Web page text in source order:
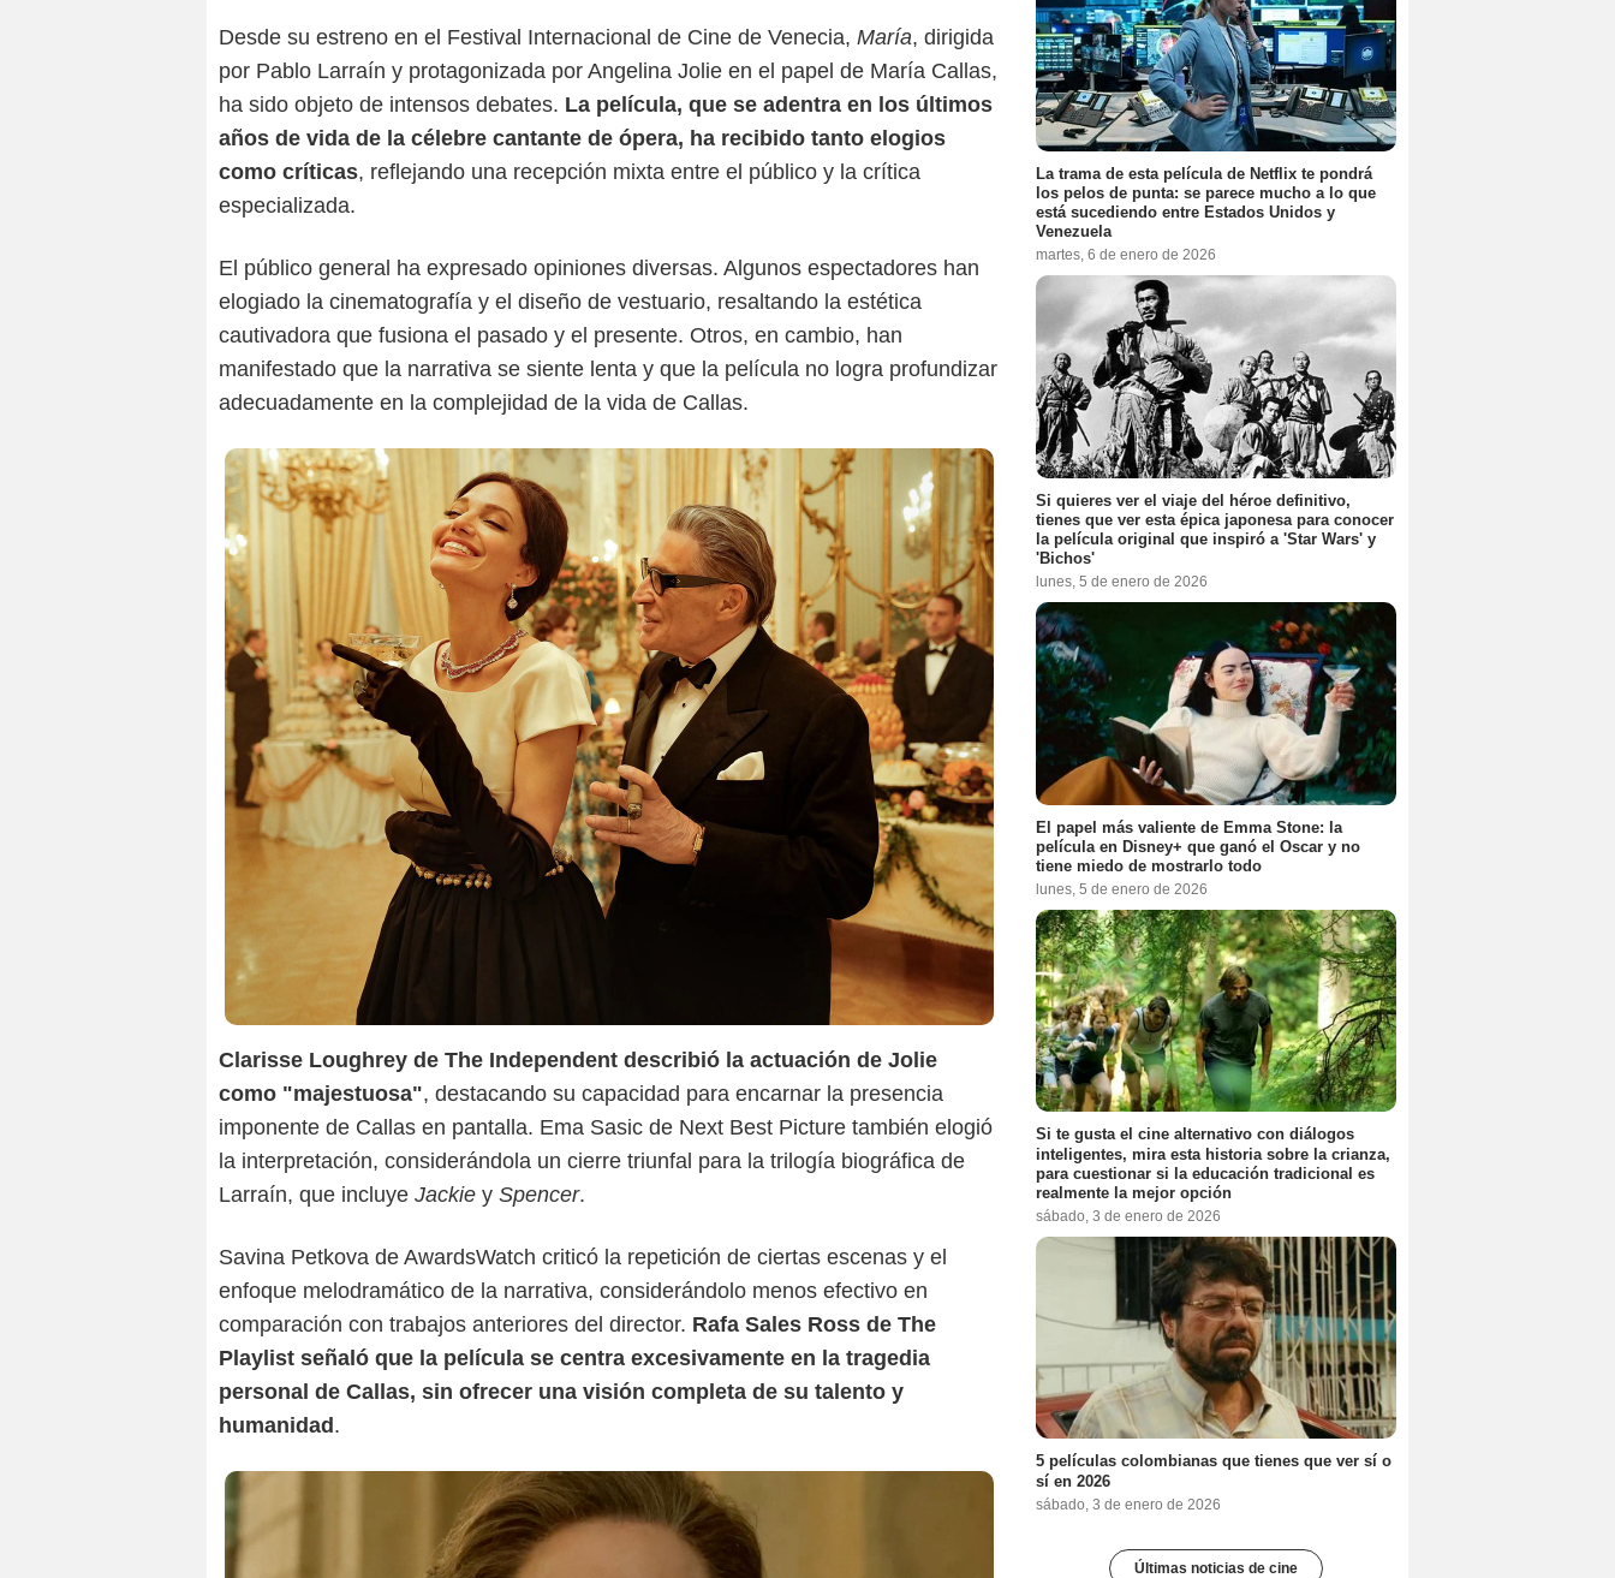
Desde su estreno en el Festival Internacional de Cine de Venecia, María, dirigida
por Pablo Larraín y protagonizada por Angelina Jolie en el papel de María Callas,
ha sido objeto de intensos debates. La película, que se adentra en los últimos
años de vida de la célebre cantante de ópera, ha recibido tanto elogios
como críticas, reflejando una recepción mixta entre el público y la crítica
especializada.
El público general ha expresado opiniones diversas. Algunos espectadores han
elogiado la cinematografía y el diseño de vestuario, resaltando la estética
cautivadora que fusiona el pasado y el presente. Otros, en cambio, han
manifestado que la narrativa se siente lenta y que la película no logra profundizar
adecuadamente en la complejidad de la vida de Callas.
Clarisse Loughrey de The Independent describió la actuación de Jolie
como "majestuosa", destacando su capacidad para encarnar la presencia
imponente de Callas en pantalla. Ema Sasic de Next Best Picture también elogió
la interpretación, considerándola un cierre triunfal para la trilogía biográfica de
Larraín, que incluye Jackie y Spencer.
Savina Petkova de AwardsWatch criticó la repetición de ciertas escenas y el
enfoque melodramático de la narrativa, considerándolo menos efectivo en
comparación con trabajos anteriores del director. Rafa Sales Ross de The
Playlist señaló que la película se centra excesivamente en la tragedia
personal de Callas, sin ofrecer una visión completa de su talento y
humanidad.
Netflix
La trama de esta película de Netflix te pondrá
los pelos de punta: se parece mucho a lo que
está sucediendo entre Estados Unidos y
Venezuela
martes, 6 de enero de 2026
Si quieres ver el viaje del héroe definitivo,
tienes que ver esta épica japonesa para conocer
la película original que inspiró a 'Star Wars' y
'Bichos'
lunes, 5 de enero de 2026
El papel más valiente de Emma Stone: la
película en Disney+ que ganó el Oscar y no
tiene miedo de mostrarlo todo
lunes, 5 de enero de 2026
Si te gusta el cine alternativo con diálogos
inteligentes, mira esta historia sobre la crianza,
para cuestionar si la educación tradicional es
realmente la mejor opción
sábado, 3 de enero de 2026
5 películas colombianas que tienes que ver sí o
sí en 2026
sábado, 3 de enero de 2026
Últimas noticias de cine